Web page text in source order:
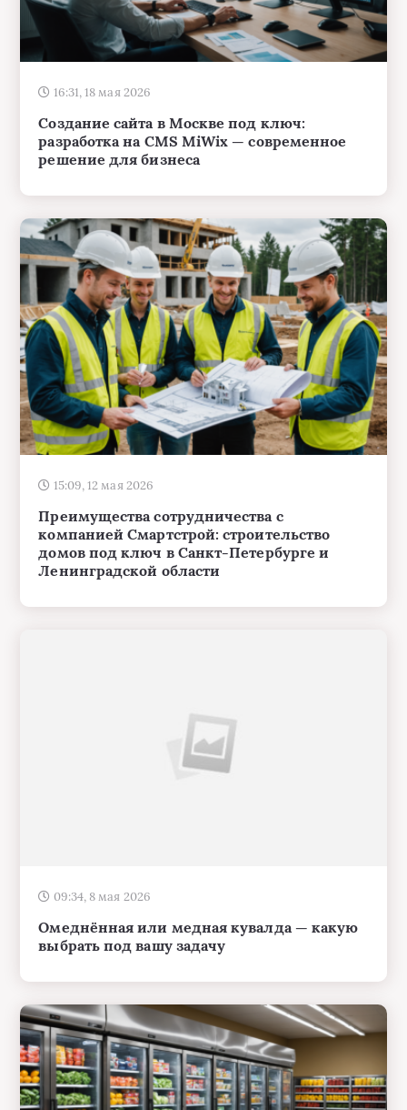
16:31, 18 мая 2026
Создание сайта в Москве под ключ:
разработка на CMS MiWix — современное
решение для бизнеса
15:09, 12 мая 2026
Преимущества сотрудничества с
компанией Смартстрой: строительство
домов под ключ в Санкт-Петербурге и
Ленинградской области
09:34, 8 мая 2026
Омеднённая или медная кувалда — какую
выбрать под вашу задачу